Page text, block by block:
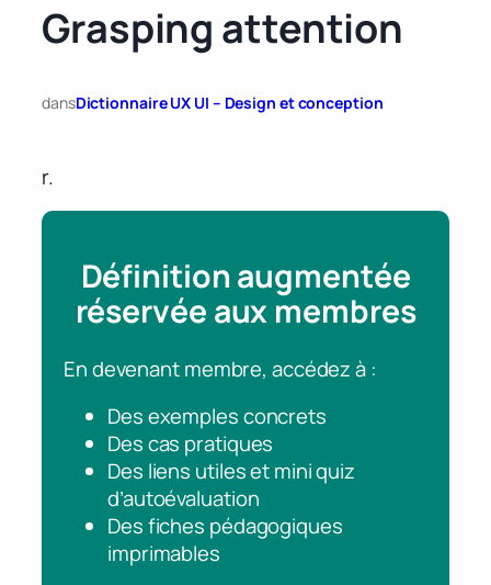
Grasping attention
dansDictionnaire UX UI – Design et conception
r.
Définition augmentée
réservée aux membres
En devenant membre, accédez à :
Des exemples concrets
Des cas pratiques
Des liens utiles et mini quiz
d’autoévaluation
Des fiches pédagogiques
imprimables